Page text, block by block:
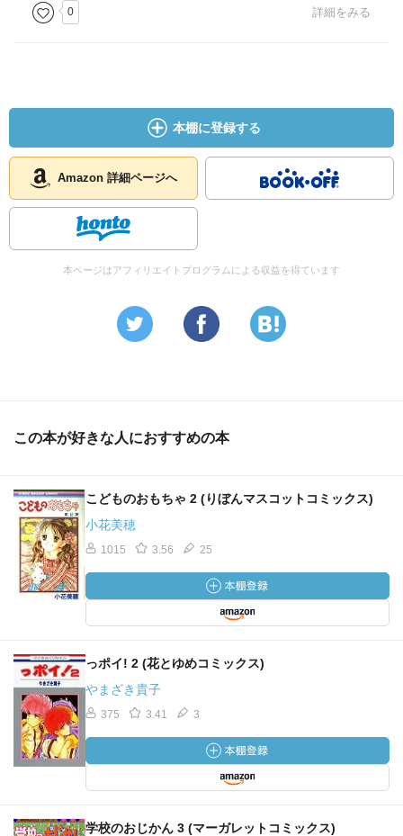
0 詳細をみる
本棚に登録する
Amazon 詳細ページへ
本ページはアフィリエイトプログラムによる収益を得ています
この本が好きな人におすすめの本
こどものおもちゃ 2 (りぼんマスコットコミックス)
小花美穂
1015 3.56 25
っポイ! 2 (花とゆめコミックス)
やまざき貴子
375 3.41 3
学校のおじかん 3 (マーガレットコミックス)